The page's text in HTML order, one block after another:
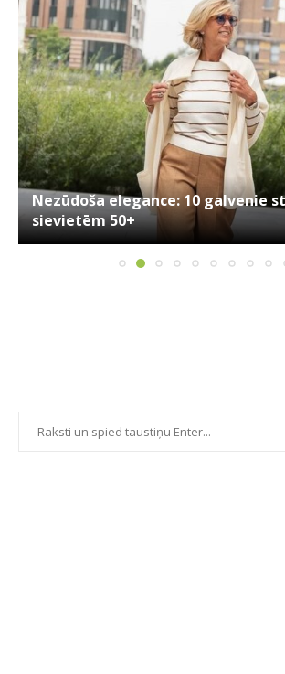
Nezūdoša elegance: 10 galvenie
sievietēm 50+